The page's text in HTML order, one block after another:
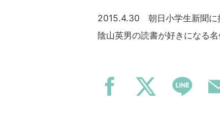
2015.4.30 朝日小学生新聞に
陰山英男の読書が好きになる